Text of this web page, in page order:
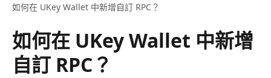
如何在 UKey Wallet 中新增自訂 RPC？
如何在 UKey Wallet 中新增
自訂 RPC？